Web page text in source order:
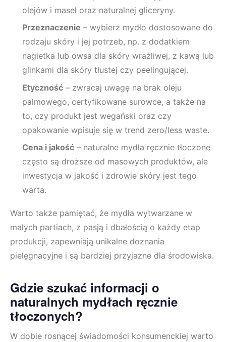
olejów i maseł oraz naturalnej gliceryny.
Przeznaczenie – wybierz mydło dostosowane do
rodzaju skóry i jej potrzeb, np. z dodatkiem
nagietka lub owsa dla skóry wrażliwej, z kawą lub
glinkami dla skóry tłustej czy peelingującej.
Etyczność – zwracaj uwagę na brak oleju
palmowego, certyfikowane surowce, a także na
to, czy produkt jest wegański oraz czy
opakowanie wpisuje się w trend zero/less waste.
Cena i jakość – naturalne mydła ręcznie tłoczone
często są droższe od masowych produktów, ale
inwestycja w jakość i zdrowie skóry jest tego
warta.
Warto także pamiętać, że mydła wytwarzane w
małych partiach, z pasją i dbałością o każdy etap
produkcji, zapewniają unikalne doznania
pielęgnacyjne i są bardziej przyjazne dla środowiska.
Gdzie szukać informacji o
naturalnych mydłach ręcznie
tłoczonych?
W dobie rosnącej świadomości konsumenckiej warto